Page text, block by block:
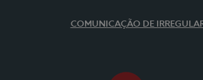
COMUNICAÇÃO DE